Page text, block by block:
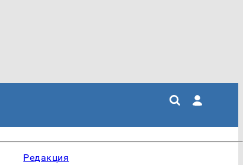
Редакция